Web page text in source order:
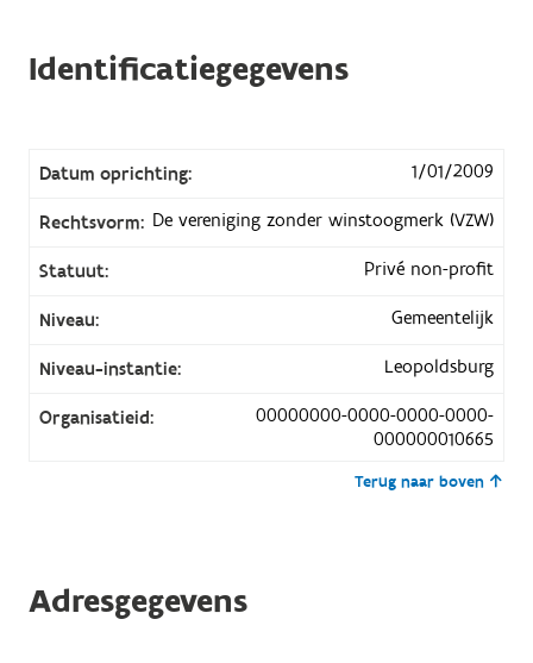
Identificatiegegevens
Datum oprichting: 1/01/2009
Rechtsvorm: De vereniging zonder winstoogmerk (VZW)
Statuut: Privé non-profit
Niveau: Gemeentelijk
Niveau-instantie: Leopoldsburg
Organisatieid:
00000000-0000-0000-0000-
000000010665
Terug naar boven
Adresgegevens